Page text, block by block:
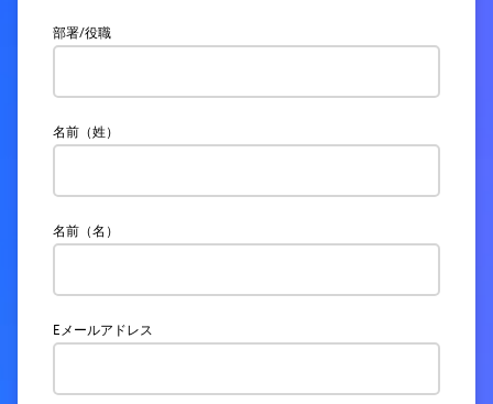
部署/役職
名前（姓）
名前（名）
Eメールアドレス